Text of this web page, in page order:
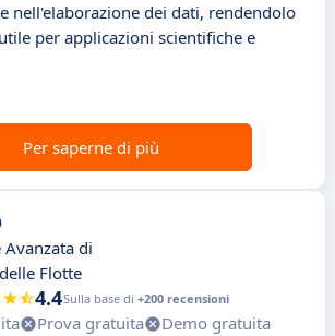
nell'elaborazione dei dati, rendendolo
per applicazioni scientifiche e
Per saperne di più
Avanzata di
Flotte
4.4Sulla base di +200 recensioni
Prova gratuita
Demo gratuita